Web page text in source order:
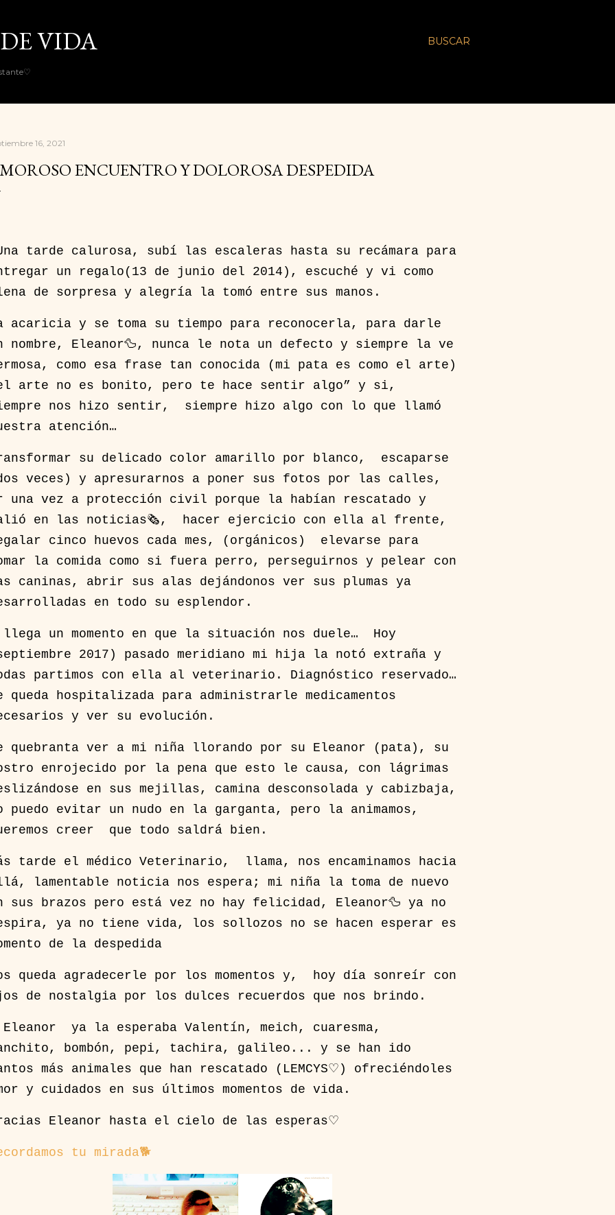
BUSCAR
VIDA
16, 2021
ENCUENTRO Y DOLOROSA DESPEDIDA
tarde calurosa, subí las escaleras hasta su recámara para
un regalo(13 de junio del 2014), escuché y vi como
de sorpresa y alegría la tomó entre sus manos.
acaricia y se toma su tiempo para reconocerla, para darle
nombre, Eleanor🦆, nunca le nota un defecto y siempre la ve
como esa frase tan conocida (mi pata es como el arte)
arte no es bonito, pero te hace sentir algo” y si,
nos hizo sentir, siempre hizo algo con lo que llamó
atención…
su delicado color amarillo por blanco, escaparse
veces) y apresurarnos a poner sus fotos por las calles,
una vez a protección civil porque la habían rescatado y
en las noticias🗞, hacer ejercicio con ella al frente,
cinco huevos cada mes, (orgánicos) elevarse para
la comida como si fuera perro, perseguirnos y pelear con
caninas, abrir sus alas dejándonos ver sus plumas ya
en todo su esplendor.
llega un momento en que la situación nos duele… Hoy
2017) pasado meridiano mi hija la notó extraña y
partimos con ella al veterinario. Diagnóstico reservado…
queda hospitalizada para administrarle medicamentos
y ver su evolución.
quebranta ver a mi niña llorando por su Eleanor (pata), su
enrojecido por la pena que esto le causa, con lágrimas
en sus mejillas, camina desconsolada y cabizbaja,
puedo evitar un nudo en la garganta, pero la animamos,
creer que todo saldrá bien.
tarde el médico Veterinario, llama, nos encaminamos hacia
lamentable noticia nos espera; mi niña la toma de nuevo
sus brazos pero está vez no hay felicidad, Eleanor🦆 ya no
ya no tiene vida, los sollozos no se hacen esperar es
de la despedida
queda agradecerle por los momentos y, hoy día sonreír con
de nostalgia por los dulces recuerdos que nos brindo.
Eleanor ya la esperaba Valentín, meich, cuaresma,
bombón, pepi, tachira, galileo... y se han ido
más animales que han rescatado (LEMCYS♡) ofreciéndoles
y cuidados en sus últimos momentos de vida.
Eleanor hasta el cielo de las esperas♡
tu mirada🐕